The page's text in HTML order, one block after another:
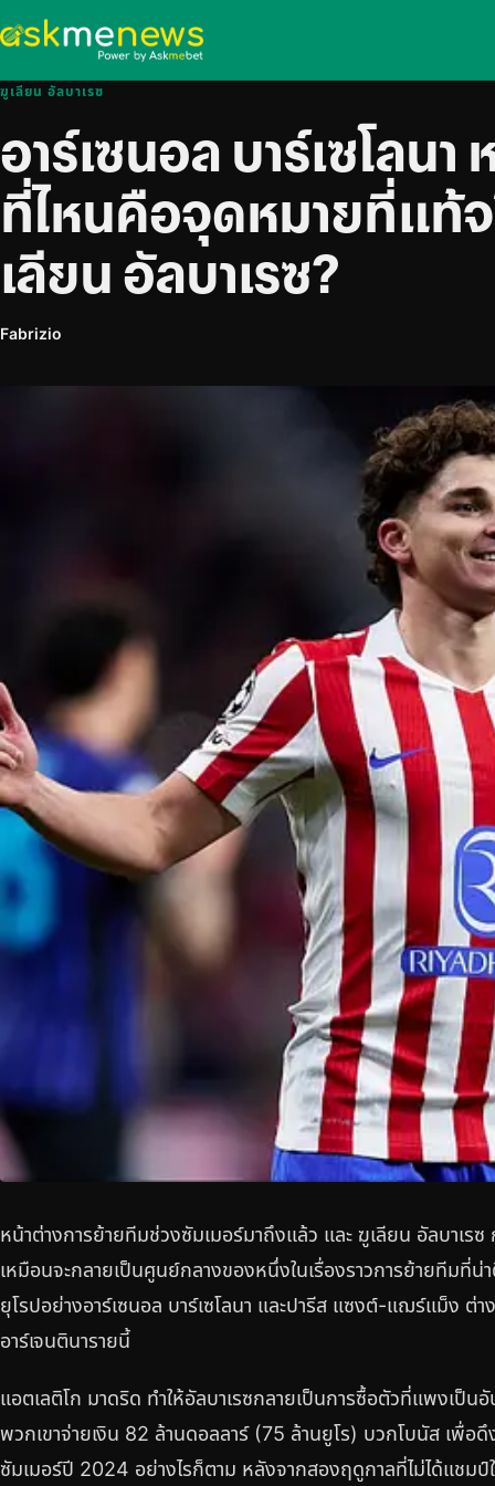
ฆูเลียน อัลบาเรซ
อาร์เซนอล บาร์เซโลนา
ที่ไหนคือจุดหมายที่แท้
เลียน อัลบาเรซ?
Fabrizio
หน้าต่างการย้ายทีมช่วงซัมเมอร์มาถึงแล้ว และ ฆูเลียน อัลบาเร
เหมือนจะกลายเป็นศูนย์กลางของหนึ่งในเรื่องราวการย้ายทีม
ยุโรปอย่างอาร์เซนอล บาร์เซโลนา และปารีส แซงต์-แฌร์แม็ง ต่
อาร์เจนตินารายนี้
แอตเลติโก มาดริด ทำให้อัลบาเรซกลายเป็นการซื้อตัวที่แพงเป็น
พวกเขาจ่ายเงิน 82 ล้านดอลลาร์ (75 ล้านยูโร) บวกโบนัส เพื่อดึ
ซัมเมอร์ปี 2024 อย่างไรก็ตาม หลังจากสองฤดูกาลที่ไม่ได้แชม